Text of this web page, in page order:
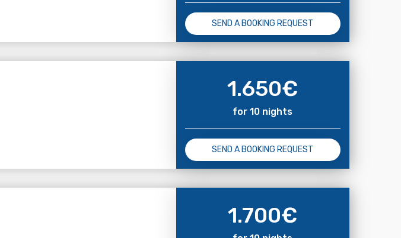
SEND A BOOKING REQUEST
1.650€
for 10 nights
SEND A BOOKING REQUEST
1.700€